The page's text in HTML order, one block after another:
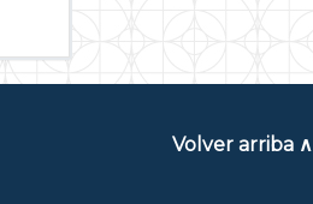
Volver arriba ∧